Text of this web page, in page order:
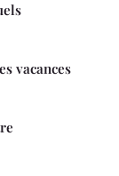
vacances